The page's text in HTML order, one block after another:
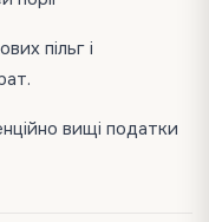
пільг і
вищі податки